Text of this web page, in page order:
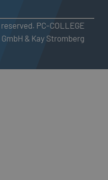
PC-COLLEGE
& Kay Stromberg